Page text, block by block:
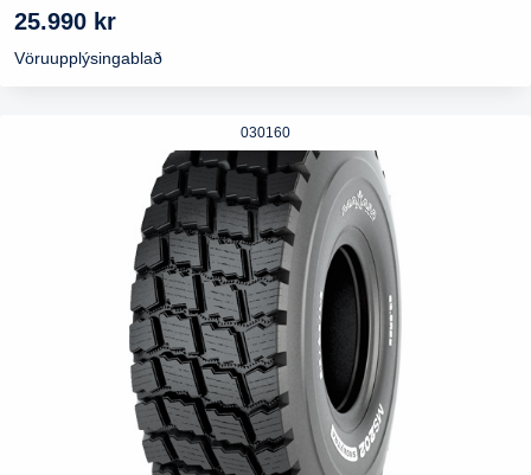
25.990 kr
Vöruupplýsingablað
030160